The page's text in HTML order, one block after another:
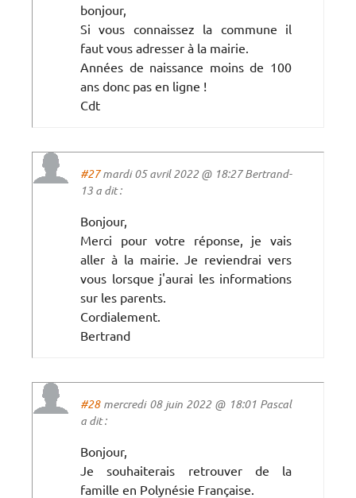
bonjour,
Si vous connaissez la commune il
faut vous adresser à la mairie.
Années de naissance moins de 100
ans donc pas en ligne !
Cdt
#27mardi 05 avril 2022 @ 18:27 Bertrand-
13 a dit :
Bonjour,
Merci pour votre réponse, je vais
aller à la mairie. Je reviendrai vers
vous lorsque j'aurai les informations
sur les parents.
Cordialement.
Bertrand
#28mercredi 08 juin 2022 @ 18:01 Pascal
a dit :
Bonjour,
Je souhaiterais retrouver de la
famille en Polynésie Française.